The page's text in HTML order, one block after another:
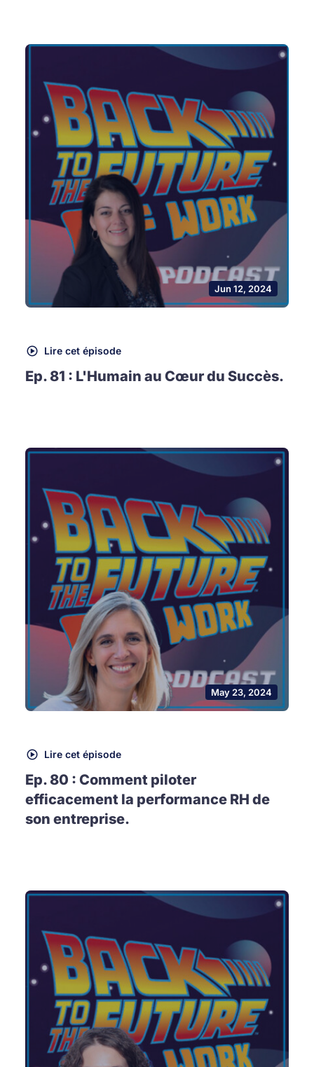
Jun 12, 2024
Lire cet épisode
Ep. 81 : L'Humain au Cœur du Succès.
May 23, 2024
Lire cet épisode
Ep. 80 : Comment piloter
efficacement la performance RH de
son entreprise.